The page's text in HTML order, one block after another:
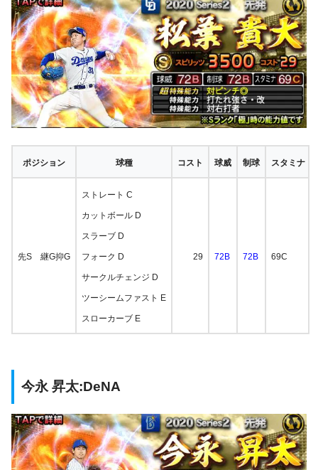
ポジション 球種 コスト 球威 制球 スタミナ
先S 継G抑G
ストレート C
カットボール D
スラーブ D
フォーク D
サークルチェンジ D
ツーシームファスト E
スローカーブ E
29 72B 72B 69C
今永 昇太:DeNA